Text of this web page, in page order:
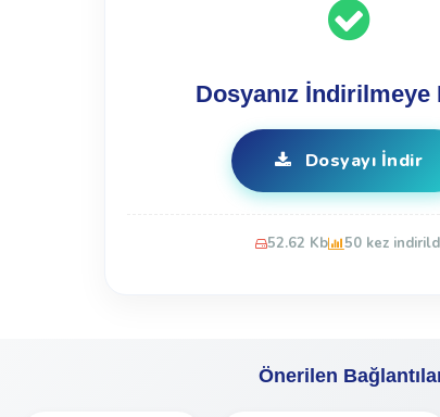
Dosyanız İndirilmeye
Dosyayı İndir
52.62 Kb 50 kez
Önerilen